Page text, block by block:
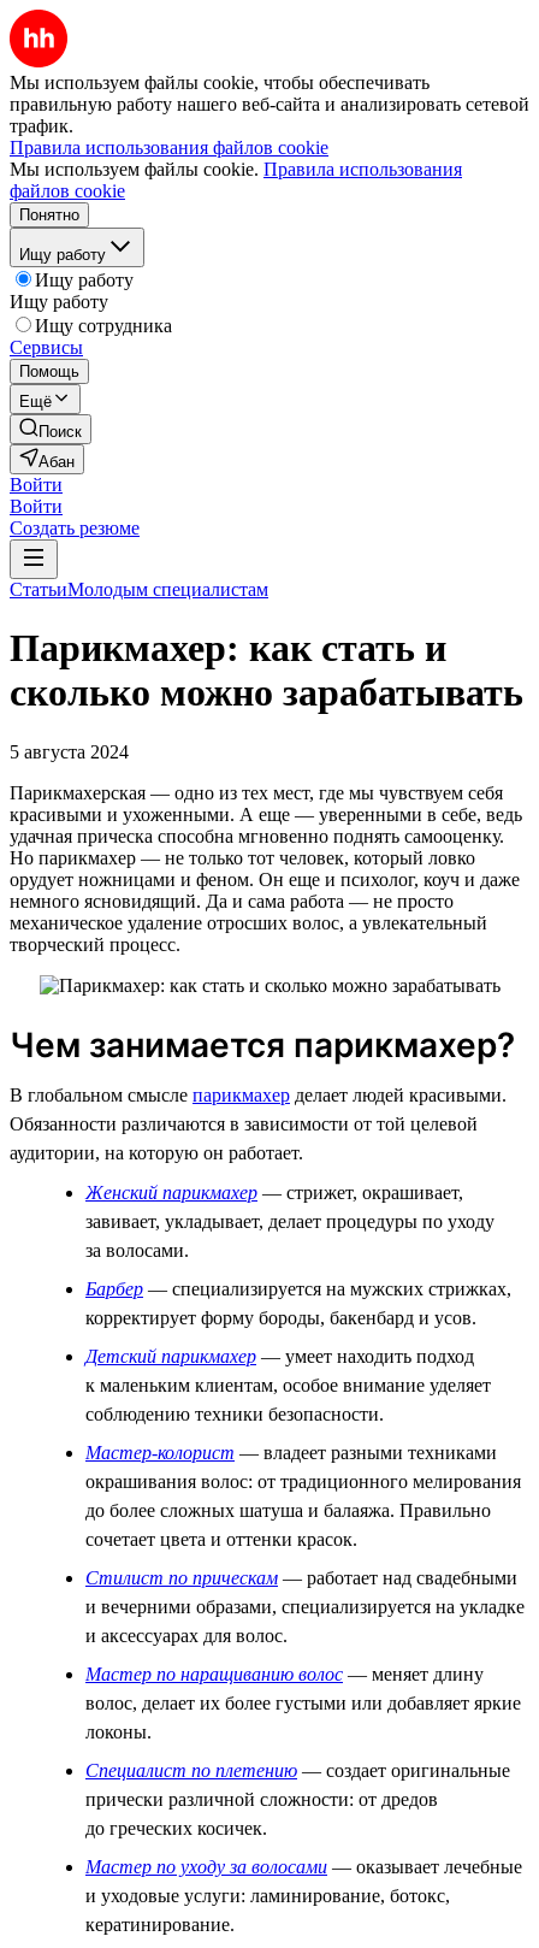
Мы используем файлы cookie, чтобы обеспечивать
правильную работу нашего веб-сайта и анализировать сетевой
трафик.
Правила использования файлов cookie
Мы используем файлы cookie. Правила использования
файлов cookie
Понятно
Ищу работу
Ищу работу
Ищу работу
Ищу сотрудника
Сервисы
Помощь
Ещё
Поиск
Абан
Войти
Войти
Создать резюме
СтатьиМолодым специалистам
Парикмахер: как стать и
сколько можно зарабатывать
5 августа 2024
Парикмахерская — одно из тех мест, где мы чувствуем себя
красивыми и ухоженными. А еще — уверенными в себе, ведь
удачная прическа способна мгновенно поднять самооценку.
Но парикмахер — не только тот человек, который ловко
орудует ножницами и феном. Он еще и психолог, коуч и даже
немного ясновидящий. Да и сама работа — не просто
механическое удаление отросших волос, а увлекательный
творческий процесс.
Чем занимается парикмахер?
В глобальном смысле парикмахер делает людей красивыми.
Обязанности различаются в зависимости от той целевой
аудитории, на которую он работает.
Женский парикмахер — стрижет, окрашивает,
завивает, укладывает, делает процедуры по уходу
за волосами.
Барбер — специализируется на мужских стрижках,
корректирует форму бороды, бакенбард и усов.
Детский парикмахер — умеет находить подход
к маленьким клиентам, особое внимание уделяет
соблюдению техники безопасности.
Мастер-колорист — владеет разными техниками
окрашивания волос: от традиционного мелирования
до более сложных шатуша и балаяжа. Правильно
сочетает цвета и оттенки красок.
Стилист по прическам — работает над свадебными
и вечерними образами, специализируется на укладке
и аксессуарах для волос.
Мастер по наращиванию волос — меняет длину
волос, делает их более густыми или добавляет яркие
локоны.
Специалист по плетению — создает оригинальные
прически различной сложности: от дредов
до греческих косичек.
Мастер по уходу за волосами — оказывает лечебные
и уходовые услуги: ламинирование, ботокс,
кератинирование.